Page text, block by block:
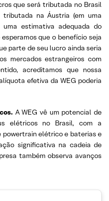
que será tributada no Brasil
na Áustria (em uma
uma estimativa adequada do
que o benefício seja
parte de seu lucro ainda seria
mercados estrangeiros com
acreditamos que nossa
efetiva da WEG poderia
A WEG vê um potencial de
elétricos no Brasil, com a
powertrain elétrico e baterias e
significativa na cadeia de
também observa avanços